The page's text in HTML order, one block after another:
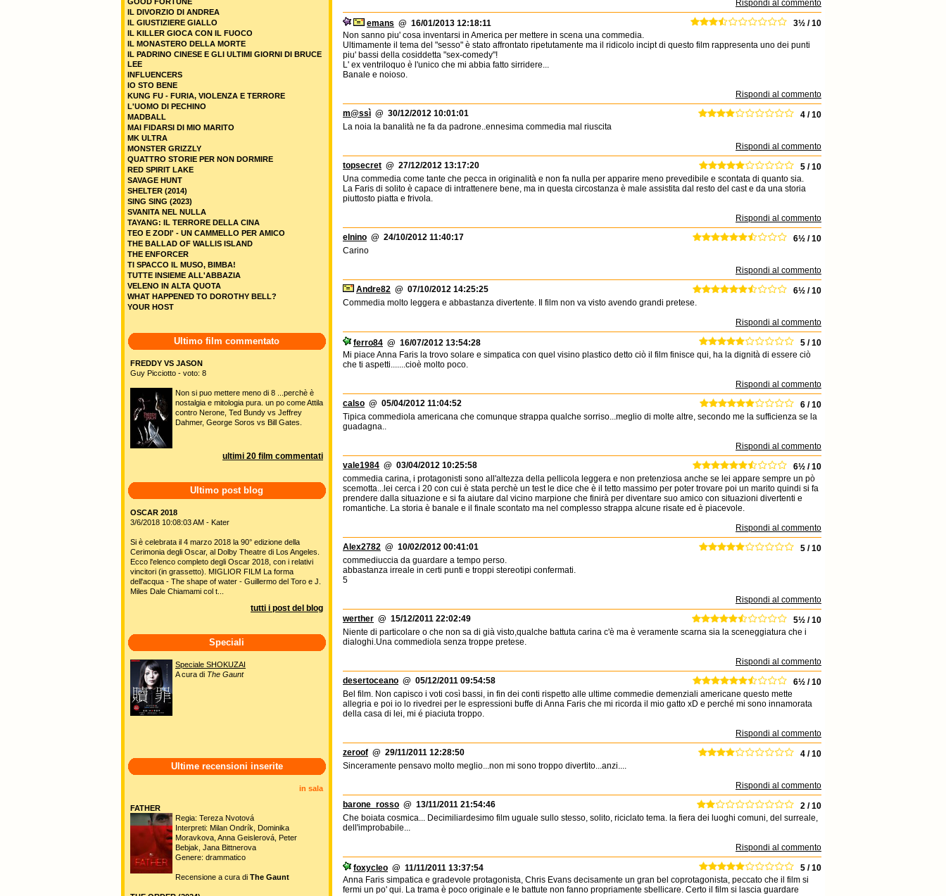
Rispondi al commento
emans @ 16/01/2013 12:18:11
3½ / 10
Non sanno piu' cosa inventarsi in America per mettere in scena una commedia.
Ultimamente il tema del "sesso" è stato affrontato ripetutamente ma il ridicolo incipt di questo film rappresenta uno dei punti
piu' bassi della cosiddetta "sex-comedy"!
L' ex ventriloquo è l'unico che mi abbia fatto sirridere...
Banale e noioso.
Rispondi al commento
m@ssì @ 30/12/2012 10:01:01
4 / 10
La noia la banalità ne fa da padrone..ennesima commedia mal riuscita
Rispondi al commento
topsecret @ 27/12/2012 13:17:20
5 / 10
Una commedia come tante che pecca in originalità e non fa nulla per apparire meno prevedibile e scontata di quanto sia.
La Faris di solito è capace di intrattenere bene, ma in questa circostanza è male assistita dal resto del cast e da una storia
piuttosto piatta e frivola.
Rispondi al commento
elnino @ 24/10/2012 11:40:17
6½ / 10
Carino
Rispondi al commento
Andre82 @ 07/10/2012 14:25:25
6½ / 10
Commedia molto leggera e abbastanza divertente. Il film non va visto avendo grandi pretese.
Rispondi al commento
ferro84 @ 16/07/2012 13:54:28
5 / 10
Mi piace Anna Faris la trovo solare e simpatica con quel visino plastico detto ciò il film finisce qui, ha la dignità di essere ciò
che ti aspetti.......cioè molto poco.
Rispondi al commento
calso @ 05/04/2012 11:04:52
6 / 10
Tipica commediola americana che comunque strappa qualche sorriso...meglio di molte altre, secondo me la sufficienza se la
guadagna..
Rispondi al commento
vale1984 @ 03/04/2012 10:25:58
6½ / 10
commedia carina, i protagonisti sono all'altezza della pellicola leggera e non pretenziosa anche se lei appare sempre un pò
scemotta...lei cerca i 20 con cui è stata perchè un test le dice che è il tetto massimo per poter trovare poi un marito quindi si fa
prendere dalla situazione e si fa aiutare dal vicino marpione che finirà per diventare suo amico con situazioni divertenti e
romantiche. La storia è banale e il finale scontato ma nel complesso strappa alcune risate ed è piacevole.
Rispondi al commento
Alex2782 @ 10/02/2012 00:41:01
5 / 10
commediuccia da guardare a tempo perso.
abbastanza irreale in certi punti e troppi stereotipi confermati.
5
Rispondi al commento
werther @ 15/12/2011 22:02:49
5½ / 10
Niente di particolare o che non sa di già visto,qualche battuta carina c'è ma è veramente scarna sia la sceneggiatura che i
dialoghi.Una commediola senza troppe pretese.
Rispondi al commento
desertoceano @ 05/12/2011 09:54:58
6½ / 10
Bel film. Non capisco i voti così bassi, in fin dei conti rispetto alle ultime commedie demenziali americane questo mette
allegria e poi io lo rivedrei per le espressioni buffe di Anna Faris che mi ricorda il mio gatto xD e perché mi sono innamorata
della casa di lei, mi é piaciuta troppo.
Rispondi al commento
zeroof @ 29/11/2011 12:28:50
4 / 10
Sinceramente pensavo molto meglio...non mi sono troppo divertito...anzi....
Rispondi al commento
barone_rosso @ 13/11/2011 21:54:46
2 / 10
Che boiata cosmica... Decimiliardesimo film uguale sullo stesso, solito, riciclato tema. la fiera dei luoghi comuni, del surreale,
dell'improbabile...
Rispondi al commento
foxycleo @ 11/11/2011 13:37:54
5 / 10
Anna Faris simpatica e gradevole protagonista, Chris Evans decisamente un gran bel coprotagonista, peccato che il film si
fermi un po' qui. La trama è poco originale e le battute non fanno propriamente sbellicare. Certo il film si lascia guardare
IL DIVORZIO DI ANDREA
IL GIUSTIZIERE GIALLO
IL KILLER GIOCA CON IL FUOCO
IL MONASTERO DELLA MORTE
IL PADRINO CINESE E GLI ULTIMI GIORNI DI BRUCE
LEE
INFLUENCERS
IO STO BENE
KUNG FU - FURIA, VIOLENZA E TERRORE
L'UOMO DI PECHINO
MADBALL
MAI FIDARSI DI MIO MARITO
MK ULTRA
MONSTER GRIZZLY
QUATTRO STORIE PER NON DORMIRE
RED SPIRIT LAKE
SAVAGE HUNT
SHELTER (2014)
SING SING (2023)
SVANITA NEL NULLA
TAYANG: IL TERRORE DELLA CINA
TEO E ZODI' - UN CAMMELLO PER AMICO
THE BALLAD OF WALLIS ISLAND
THE ENFORCER
TI SPACCO IL MUSO, BIMBA!
TUTTE INSIEME ALL'ABBAZIA
VELENO IN ALTA QUOTA
WHAT HAPPENED TO DOROTHY BELL?
YOUR HOST
Ultimo film commentato
FREDDY VS JASON
Guy Picciotto - voto: 8
Non si puo mettere meno di 8 ...perchè è
nostalgia e mitologia pura. un po come Attila
contro Nerone, Ted Bundy vs Jeffrey
Dahmer, George Soros vs Bill Gates.
ultimi 20 film commentati
Ultimo post blog
OSCAR 2018
3/6/2018 10:08:03 AM - Kater
Si è celebrata il 4 marzo 2018 la 90° edizione della
Cerimonia degli Oscar, al Dolby Theatre di Los Angeles.
Ecco l'elenco completo degli Oscar 2018, con i relativi
vincitori (in grassetto). MIGLIOR FILM La forma
dell'acqua - The shape of water - Guillermo del Toro e J.
Miles Dale Chiamami col t...
tutti i post del blog
Speciali
Speciale SHOKUZAI
A cura di The Gaunt
Ultime recensioni inserite
in sala
FATHER
Regia: Tereza Nvotová
Interpreti: Milan Ondrík, Dominika
Moravkova, Anna Geislerová, Peter
Bebjak, Jana Bittnerova
Genere: drammatico
Recensione a cura di The Gaunt